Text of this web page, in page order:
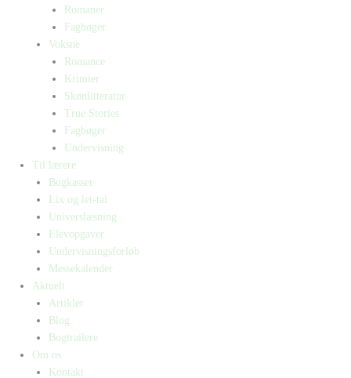
Romaner
Fagbøger
Voksne
Romance
Krimier
Skønlitteratur
True Stories
Fagbøger
Undervisning
Til lærere
Bogkasser
Lix og let-tal
Universlæsning
Elevopgaver
Undervisningsforløb
Messekalender
Aktuelt
Artikler
Blog
Bogtrailere
Om os
Kontakt